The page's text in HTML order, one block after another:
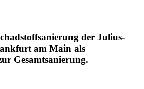
der Julius-
am Main als
Gesamtsanierung.